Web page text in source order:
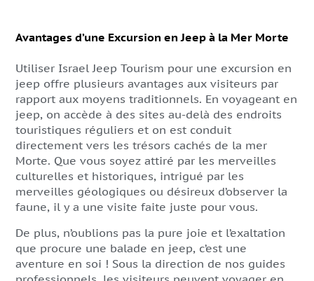
Avantages d’une Excursion en Jeep à la Mer Morte
Utiliser Israel Jeep Tourism pour une excursion en
jeep offre plusieurs avantages aux visiteurs par
rapport aux moyens traditionnels. En voyageant en
jeep, on accède à des sites au-delà des endroits
touristiques réguliers et on est conduit
directement vers les trésors cachés de la mer
Morte. Que vous soyez attiré par les merveilles
culturelles et historiques, intrigué par les
merveilles géologiques ou désireux d’observer la
faune, il y a une visite faite juste pour vous.
De plus, n’oublions pas la pure joie et l’exaltation
que procure une balade en jeep, c’est une
aventure en soi ! Sous la direction de nos guides